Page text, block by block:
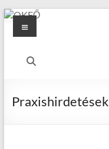
Skip
content
OKFŐ
Menu
Praxishirdetések